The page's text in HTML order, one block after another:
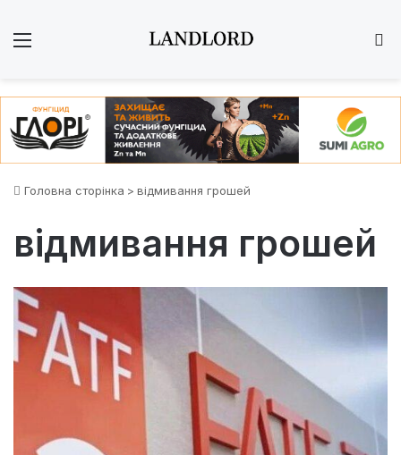
Головна сторінка > відмивання грошей
відмивання грошей